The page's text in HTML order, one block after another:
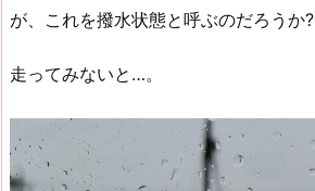
が、これを撥水状態と呼ぶのだろうか?
走ってみないと…。